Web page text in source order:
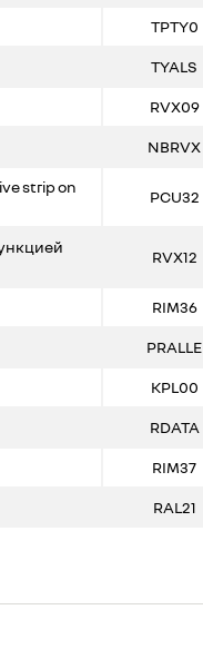
TPTY0
TYALS
RVX09
NBRVX
strip on
PCU32
RVX12
RIM36
PRALLE
KPL00
RDATA
RIM37
RAL21